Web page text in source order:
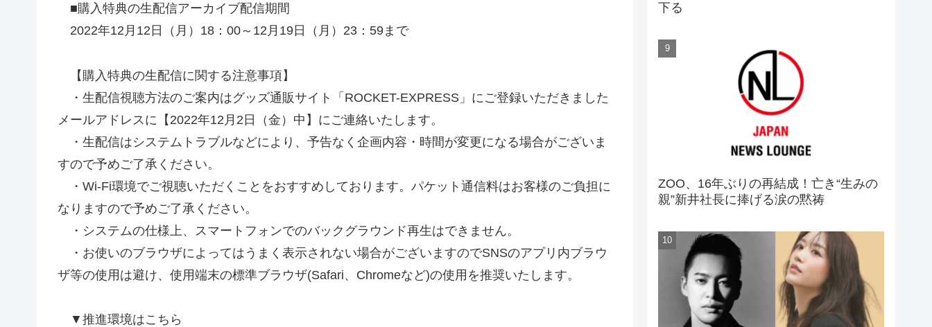
■購入特典の生配信アーカイブ配信期間
2022年12月12日（月）18：00～12月19日（月）23：59まで
【購入特典の生配信に関する注意事項】
・生配信視聴方法のご案内はグッズ通販サイト「ROCKET-EXPRESS」にご登録いただきました
メールアドレスに【2022年12月2日（金）中】にご連絡いたします。
・生配信はシステムトラブルなどにより、予告なく企画内容・時間が変更になる場合がございま
すので予めご了承ください。
・Wi-Fi環境でご視聴いただくことをおすすめしております。パケット通信料はお客様のご負担に
なりますので予めご了承ください。
・システムの仕様上、スマートフォンでのバックグラウンド再生はできません。
・お使いのブラウザによってはうまく表示されない場合がございますのでSNSのアプリ内ブラウ
ザ等の使用は避け、使用端末の標準ブラウザ(Safari、Chromeなど)の使用を推奨いたします。
▼推進環境はこちら
下る
ZOO、16年ぶりの再結成！亡き“生みの
親”新井社長に捧げる涙の黙祷